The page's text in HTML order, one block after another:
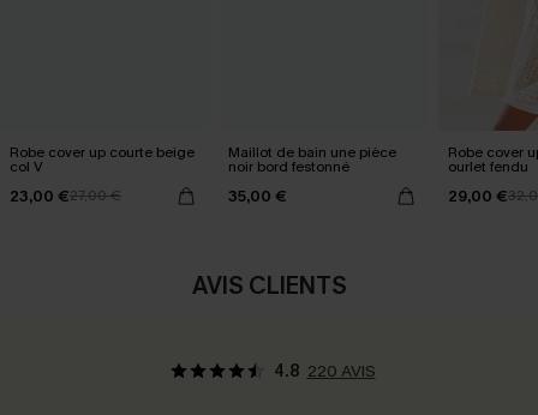
Robe cover up courte beige
col V
23,00 €27,00 €
Maillot de bain une pièce
noir bord festonné
35,00 €
Robe cover
ourlet fendu
29,00 €
AVIS CLIENTS
4.8 220 AVIS